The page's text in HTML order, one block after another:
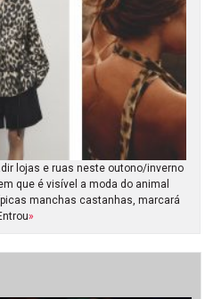
lojas e ruas neste outono/inverno
que é visível a moda do animal
manchas castanhas, marcará
»